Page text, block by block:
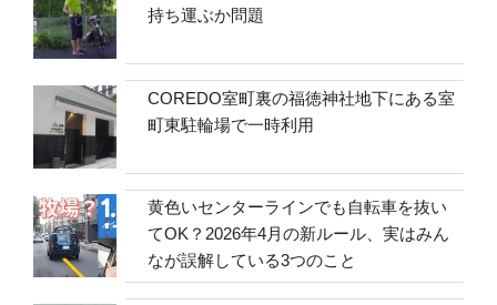
持ち運ぶか問題
COREDO室町裏の福徳神社地下にある室
町東駐輪場で一時利用
黄色いセンターラインでも自転車を抜い
てOK？2026年4月の新ルール、実はみん
なが誤解している3つのこと